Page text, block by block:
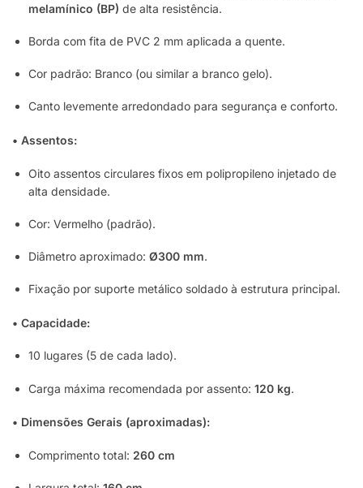
melamínico (BP) de alta resistência.
Borda com fita de PVC 2 mm aplicada a quente.
Cor padrão: Branco (ou similar a branco gelo).
Canto levemente arredondado para segurança e conforto.
• Assentos:
Oito assentos circulares fixos em polipropileno injetado de
alta densidade.
Cor: Vermelho (padrão).
Diâmetro aproximado: Ø300 mm.
Fixação por suporte metálico soldado à estrutura principal.
• Capacidade:
10 lugares (5 de cada lado).
Carga máxima recomendada por assento: 120 kg.
• Dimensões Gerais (aproximadas):
Comprimento total: 260 cm